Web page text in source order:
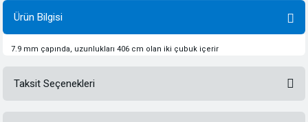
Ürün Bilgisi
7.9 mm çapında, uzunlukları 406 cm olan iki çubuk içerir
Taksit Seçenekleri